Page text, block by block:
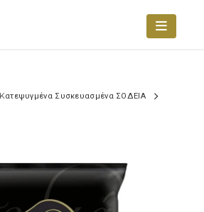
Kατεψυγμένα Συσκευασμένα ΣΟΔΕΙΑ